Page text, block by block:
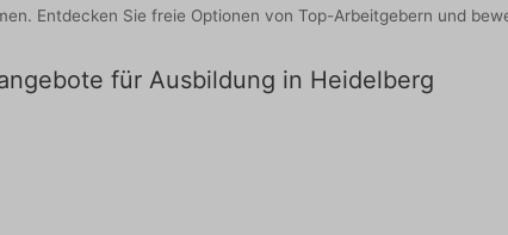
Entdecken Sie freie Optionen von Top-Arbeitgebern und
für Ausbildung in Heidelberg